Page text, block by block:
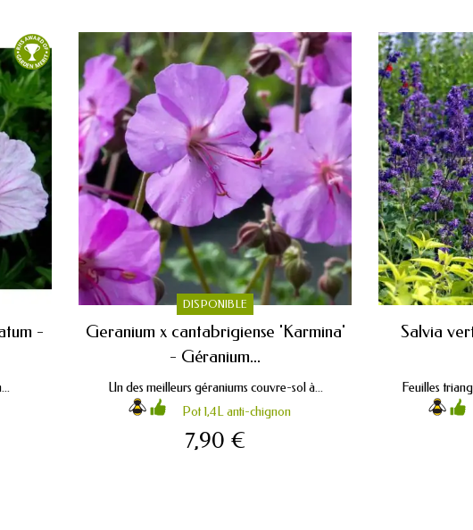
-
DISPONIBLE
Geranium x cantabrigiense 'Karmina'
- Géranium...
Un des meilleurs géraniums couvre-sol à...
Pot 1,4L anti-chignon
7,90 €
Salvia
Feuilles